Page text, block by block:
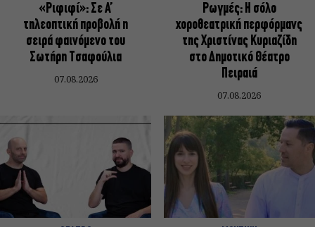
«Ριφιφί»: Σε Α’
τηλεοπτική προβολή η
σειρά φαινόμενο του
Σωτήρη Τσαφούλια
07.08.2026
Ρωγμές: Η σόλο
χοροθεατρική περφόρμανς
της Χριστίνας Κυριαζίδη
στο Δημοτικό Θέατρο
Πειραιά
07.08.2026